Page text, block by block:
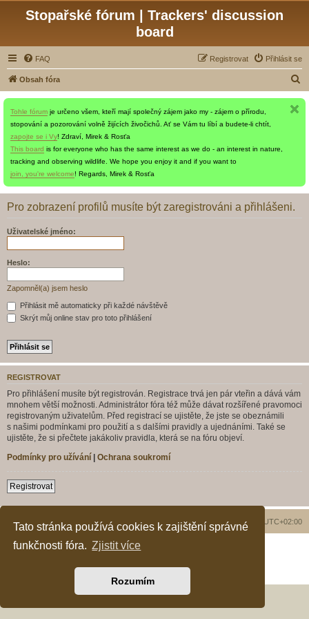
Tato stránka používá cookies k zajištění správné
funkčnosti fóra. Zjistit více
Rozumím
Stopařské fórum | Trackers' discussion
board
FAQ Přihlásit se
Registrovat
Obsah fóra
Tohle fórum je určeno všem, kteří mají společný zájem jako my - zájem o přírodu,
stopování a pozorování volně žijících živočichů. Ať se Vám tu líbí a budete-li chtít,
zapojte se i Vy! Zdraví, Mirek & Rosťa
This board is for everyone who has the same interest as we do - an interest in nature,
tracking and observing wildlife. We hope you enjoy it and if you want to
join, you're welcome! Regards, Mirek & Rosťa
Pro zobrazení profilů musíte být zaregistrováni a přihlášeni.
Uživatelské jméno:
Heslo:
Zapomněl(a) jsem heslo
Přihlásit mě automaticky při každé návštěvě
Skrýt můj online stav pro toto přihlášení
REGISTROVAT
Pro přihlášení musíte být registrován. Registrace trvá jen pár vteřin a dává vám
mnohem větší možnosti. Administrátor fóra též může dávat rozšířené pravomoci
registrovaným uživatelům. Před registrací se ujistěte, že jste se obeznámili
s našimi podmínkami pro použití a s dalšími pravidly a ujednáními. Také se
ujistěte, že si přečtete jakákoliv pravidla, která se na fóru objeví.
Podmínky pro užívání | Ochrana soukromí
Registrovat
Obsah fóra Všechny časy jsou v UTC+02:00
Založeno naphpBB® Forum Software © phpBB Limited
TERMS_LINK